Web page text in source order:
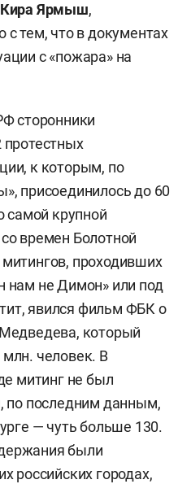
Кира Ярмыш,
с тем, что в документах
с «пожара» на
сторонники
протестных
к которым, по
присоединилось до 60
самой крупной
времен Болотной
проходивших
нам не Димон» или под
явился фильм ФБК о
который
человек. В
митинг не был
по последним данным,
— чуть больше 130.
были
российских городах,